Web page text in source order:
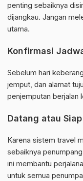
penting sebaiknya
dijangkau. Jangan
utama.
Konfirmasi
Sebelum hari
jemput, dan alamat
penjemputan berjalan
Datang atau
Karena sistem travel
sebaiknya
ini membantu
untuk semua